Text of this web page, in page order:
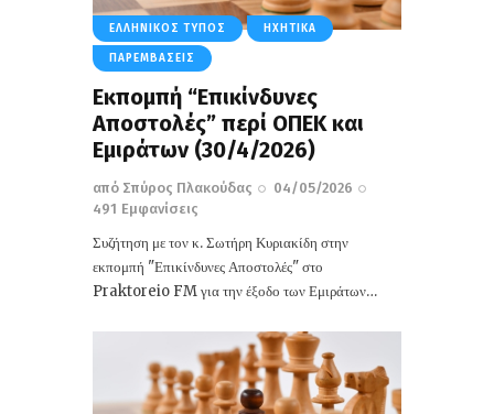
ΕΛΛΗΝΙΚΌΣ ΤΎΠΟΣ ΗΧΗΤΙΚΆ
ΠΑΡΕΜΒΆΣΕΙΣ
Εκπομπή “Επικίνδυνες
Αποστολές” περί ΟΠΕΚ και
Εμιράτων (30/4/2026)
από Σπύρος Πλακούδας
04/05/2026
491 Εμφανίσεις
Συζήτηση με τον κ. Σωτήρη Κυριακίδη στην
εκπομπή "Επικίνδυνες Αποστολές" στο
Praktoreio FM για την έξοδο των Εμιράτων…